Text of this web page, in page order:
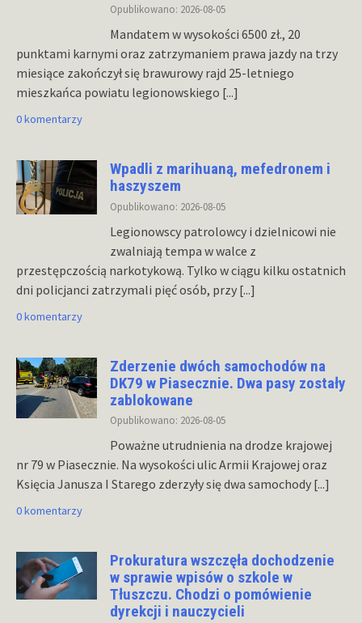
Opublikowano: 2026-08-05
Mandatem w wysokości 6500 zł., 20
punktami karnymi oraz zatrzymaniem prawa jazdy na trzy
miesiące zakończył się brawurowy rajd 25-letniego
mieszkańca powiatu legionowskiego [...]
0 komentarzy
Wpadli z marihuaną, mefedronem i
haszyszem
Opublikowano: 2026-08-05
Legionowscy patrolowcy i dzielnicowi nie
zwalniają tempa w walce z
przestępczością narkotykową. Tylko w ciągu kilku ostatnich
dni policjanci zatrzymali pięć osób, przy [...]
0 komentarzy
Zderzenie dwóch samochodów na
DK79 w Piasecznie. Dwa pasy zostały
zablokowane
Opublikowano: 2026-08-05
Poważne utrudnienia na drodze krajowej
nr 79 w Piasecznie. Na wysokości ulic Armii Krajowej oraz
Księcia Janusza I Starego zderzyły się dwa samochody [...]
0 komentarzy
Prokuratura wszczęła dochodzenie
w sprawie wpisów o szkole w
Tłuszczu. Chodzi o pomówienie
dyrekcji i nauczycieli